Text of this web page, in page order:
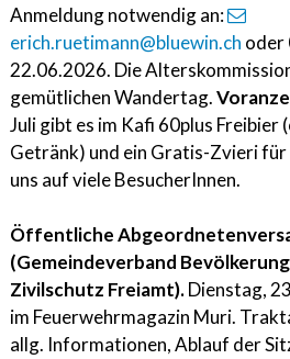
Anmeldung notwendig an:
erich.ruetimann@bluewin.ch oder
22.06.2026. Die
gemütlichen Wandertag.
Juli gibt es im Kafi 60plus Freibier
Getränk) und ein Gratis-Zvieri
uns auf viele BesucherInnen.
Öffentliche
(Gemeindeverband
Zivilschutz Freiamt).Dienstag,
im Feuerwehrmagazin Muri.
allg. Informationen, Ablauf der